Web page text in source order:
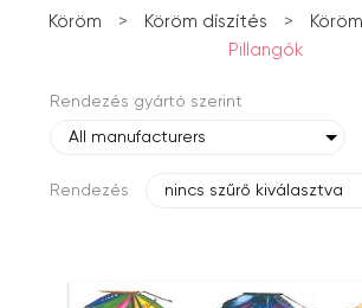
Köröm > Köröm díszítés >
Pillangók
Rendezés gyártó szerint
All manufacturers
Rendezés nincs szűrő kiválasztva